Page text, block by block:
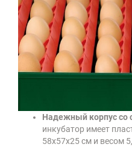
Надежный корпус
инкубатор имеет
58х57х25 см и весом